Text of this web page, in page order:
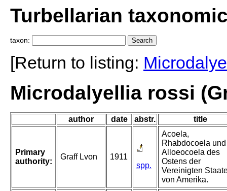
Turbellarian
taxon:
[Return to listing:
Microdalyellia rossi
author date abstr. title
Primary
authority:
Graff Lvon
1911
spp.
Acoela,
Rhabdocoela und
Alloeocoela des
Ostens der
Vereinigten
von Amerika.